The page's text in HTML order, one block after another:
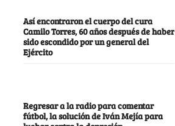
Así encontraron el cuerpo del cura
Camilo Torres, 60 años después de haber
sido escondido por un general del
Ejército
Regresar a la radio para comentar
fútbol, la solución de Iván Mejía para